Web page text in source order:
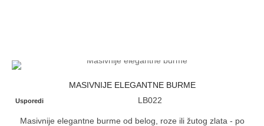
MASIVNIJE ELEGANTNE BURME
Usporedi LB022
Masivnije elegantne burme od belog, roze ili žutog zlata - po